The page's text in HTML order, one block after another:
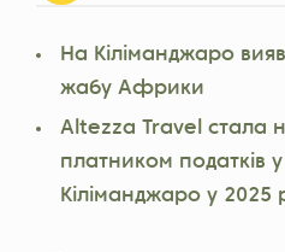
На Кіліманджаро
жабу Африки
Altezza Travel стала
платником податків у
Кіліманджаро у 2025